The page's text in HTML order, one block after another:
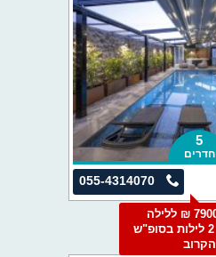
5
חדרים
055-4314070
החל מ7900 ₪ ללילה
למזמינים 2 לילות בסופ"ש
הקרוב